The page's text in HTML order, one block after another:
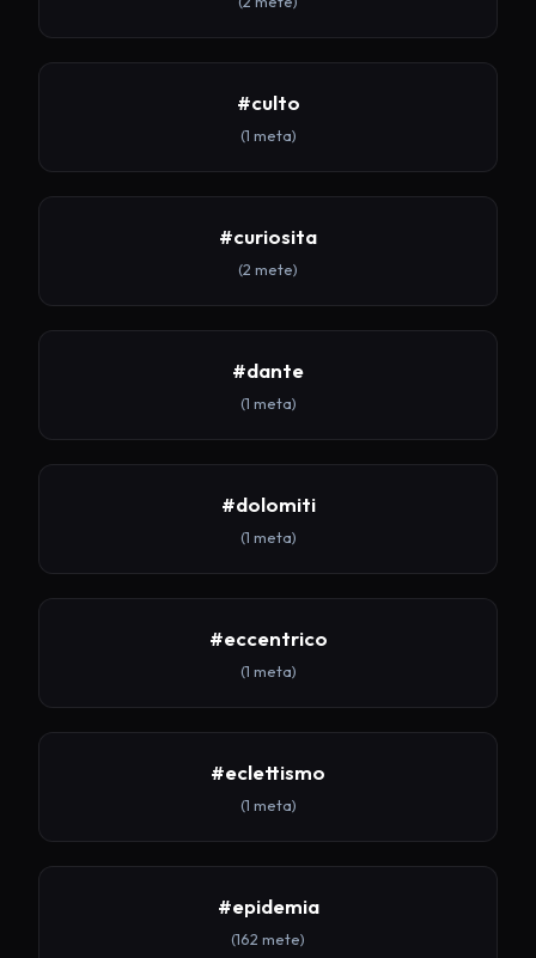
#culto
(1 meta)
#curiosita
(2 mete)
#dante
(1 meta)
#dolomiti
(1 meta)
#eccentrico
(1 meta)
#eclettismo
(1 meta)
#epidemia
(162 mete)